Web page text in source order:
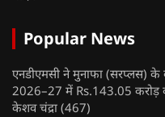
Popular News
एनडीएमसी ने मुनाफा (सरप्लस) के
2026–27 में Rs.143.05 करोड़
केशव चंद्रा (467)